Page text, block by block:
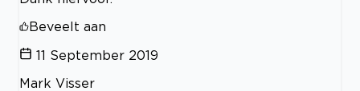
Beveelt aan
11 September 2019
Mark Visser